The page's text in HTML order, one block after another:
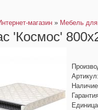
магазин » Мебель
'Космос'
Артикул:
Наличие
Единица